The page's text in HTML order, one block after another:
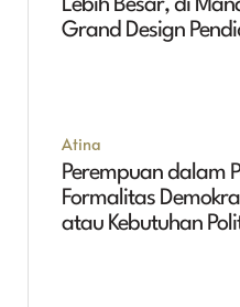
Lebih Besar, di
Grand Design
Atina
Perempuan dalam
Formalitas
atau Kebutuhan